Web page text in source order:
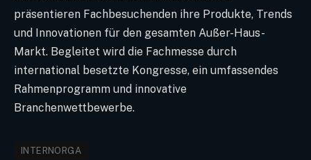
präsentieren Fachbesuchenden ihre Produkte, Trends
und Innovationen für den gesamten Außer-Haus-
Markt. Begleitet wird die Fachmesse durch
international besetzte Kongresse, ein umfassendes
Rahmenprogramm und innovative
Branchenwettbewerbe.
INTERNORGA